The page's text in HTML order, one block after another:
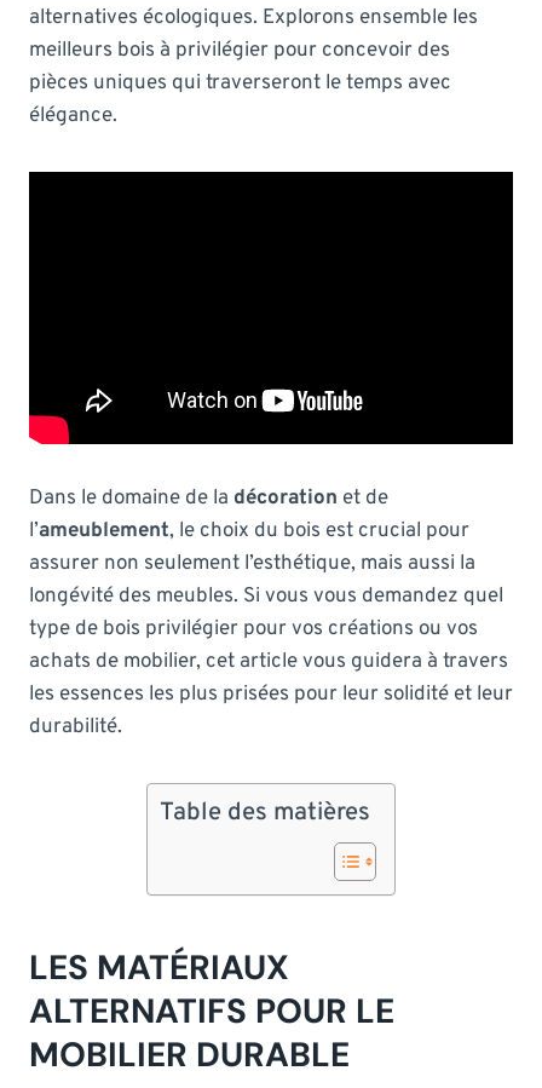
alternatives écologiques. Explorons ensemble les
meilleurs bois à privilégier pour concevoir des
pièces uniques qui traverseront le temps avec
élégance.
Dans le domaine de la décoration et de
l’ameublement, le choix du bois est crucial pour
assurer non seulement l’esthétique, mais aussi la
longévité des meubles. Si vous vous demandez quel
type de bois privilégier pour vos créations ou vos
achats de mobilier, cet article vous guidera à travers
les essences les plus prisées pour leur solidité et leur
durabilité.
Table des matières
LES MATÉRIAUX
ALTERNATIFS POUR LE
MOBILIER DURABLE